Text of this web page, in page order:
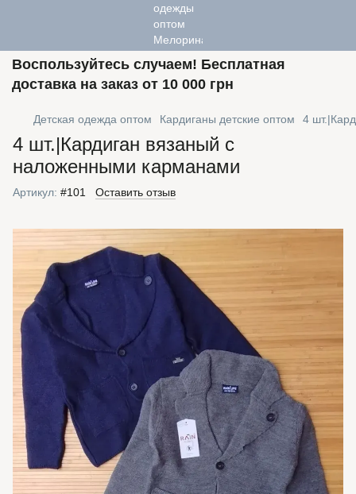
Воспользуйтесь случаем! Бесплатная
доставка на заказ от 10 000 грн
Детская одежда оптом Кардиганы детские оптом 4
4 шт.|Кардиган вязаный с
наложенными карманами
Артикул: #101 Оставить отзыв